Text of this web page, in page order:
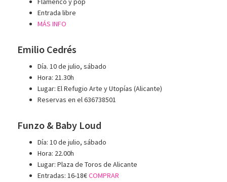
Entrada libre
MÁS INFO
Emilio Cedrés
Día. 10 de julio, sábado
Hora: 21.30h
Lugar: El Refugio Arte y Utopías (Alicante)
Reservas en el 636738501
Funzo & Baby Loud
Día: 10 de julio, sábado
Hora: 22.00h
Lugar: Plaza de Toros de Alicante
Entradas: 16-18€COMPRAR